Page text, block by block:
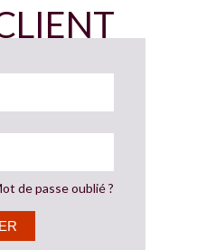
de passe oublié ?